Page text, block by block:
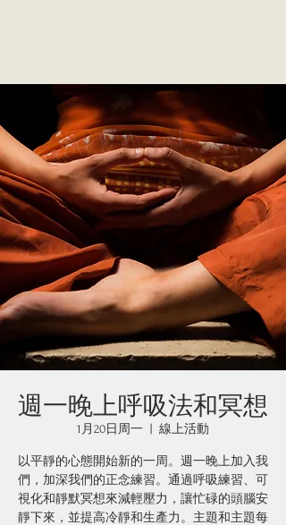
週一晚上呼吸法和冥想
1月20日周一 線上活動
以平靜的心態開始新的一周。週一晚上加入我
們，加深我們的正念練習。通過呼吸練習、可
視化和靜默冥想來減輕壓力，讓忙碌的頭腦安
靜下來，並提高冷靜和生產力。主題和主題每